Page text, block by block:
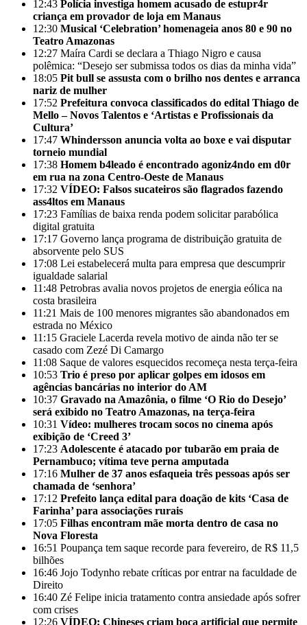
12:43 Polícia investiga homem acusado de estupr4r
criança em provador de loja em Manaus
12:30 Musical ‘Celebration’ homenageia anos 80 e 90 no
Teatro Amazonas
12:27 Maíra Cardi se declara a Thiago Nigro e causa
polêmica: “Desejo ser submissa todos os dias da minha vida”
18:05 Pit bull se assusta com o brilho nos dentes e arranca
nariz de mulher
17:52 Prefeitura convoca classificados do edital Thiago de
Mello – Novos Talentos e ‘Artistas e Profissionais da
Cultura’
17:47 Whindersson anuncia volta ao boxe e vai disputar
torneio mundial
17:38 Homem b4leado é encontrado agoniz4ndo em d0r
em rua na zona Centro-Oeste de Manaus
17:32 VÍDEO: Falsos sucateiros são flagrados fazendo
ass4ltos em Manaus
17:23 Famílias de baixa renda podem solicitar parabólica
digital gratuita
17:17 Governo lança programa de distribuição gratuita de
absorvente pelo SUS
17:08 Lei estabelecerá multa para empresa que descumprir
igualdade salarial
11:48 Petrobras avalia novos projetos de energia eólica na
costa brasileira
11:21 Mais de 100 menores migrantes são abandonados em
estrada no México
11:15 Graciele Lacerda revela motivo de ainda não ter se
casado com Zezé Di Camargo
11:08 Saque de valores esquecidos recomeça nesta terça-feira
10:53 Trio é preso por aplicar golpes em idosos em
agências bancárias no interior do AM
10:37 Gravado na Amazônia, o filme ‘O Rio do Desejo’
será exibido no Teatro Amazonas, na terça-feira
10:31 Vídeo: mulheres trocam socos no cinema após
exibição de ‘Creed 3’
17:23 Adolescente é atacado por tubarão em praia de
Pernambuco; vítima teve perna amputada
17:16 Mulher de 37 anos esfaqueia três pessoas após ser
chamada de ‘senhora’
17:12 Prefeito lança edital para doação de kits ‘Casa de
Farinha’ para associações rurais
17:05 Filhas encontram mãe morta dentro de casa no
Nova Floresta
16:51 Poupança tem saque recorde para fevereiro, de R$ 11,5
bilhões
16:46 Jojo Todynho rebate críticas por entrar na faculdade de
Direito
16:40 Zé Felipe inicia tratamento contra ansiedade após sofrer
com crises
12:26 VÍDEO: Chineses criam boca artificial que permite